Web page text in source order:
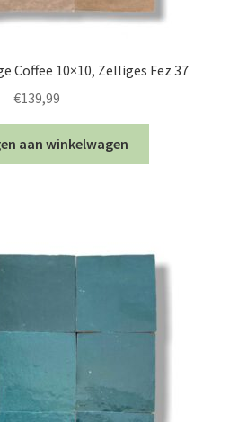
Coffee 10×10, Zelliges Fez 37
€139,99
aan winkelwagen